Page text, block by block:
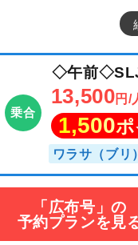
◇午前
13,500
「広布号」の
予約プランを見